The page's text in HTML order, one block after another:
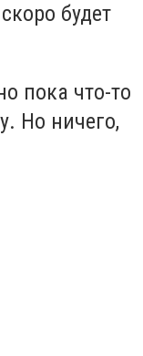
будет
пока что-то
Но ничего,